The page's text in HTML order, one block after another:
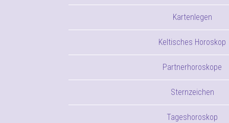
Kartenlegen
Keltisches Horoskop
Partnerhoroskope
Sternzeichen
Tageshoroskop